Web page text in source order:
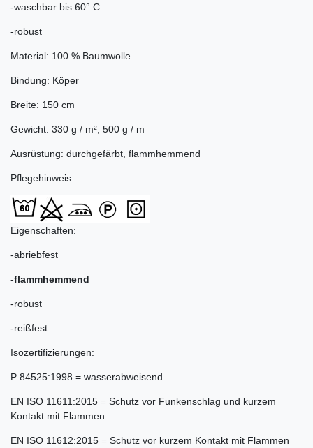
-waschbar bis 60° C
-robust
Material: 100 % Baumwolle
Bindung: Köper
Breite: 150 cm
Gewicht: 330 g / m²; 500 g / m
Ausrüstung: durchgefärbt, flammhemmend
Pflegehinweis:
Eigenschaften:
-abriebfest
-flammhemmend
-robust
-reißfest
Isozertifizierungen:
P 84525:1998 = wasserabweisend
EN ISO 11611:2015 = Schutz vor Funkenschlag und kurzem
Kontakt mit Flammen
EN ISO 11612:2015 = Schutz vor kurzem Kontakt mit Flammen